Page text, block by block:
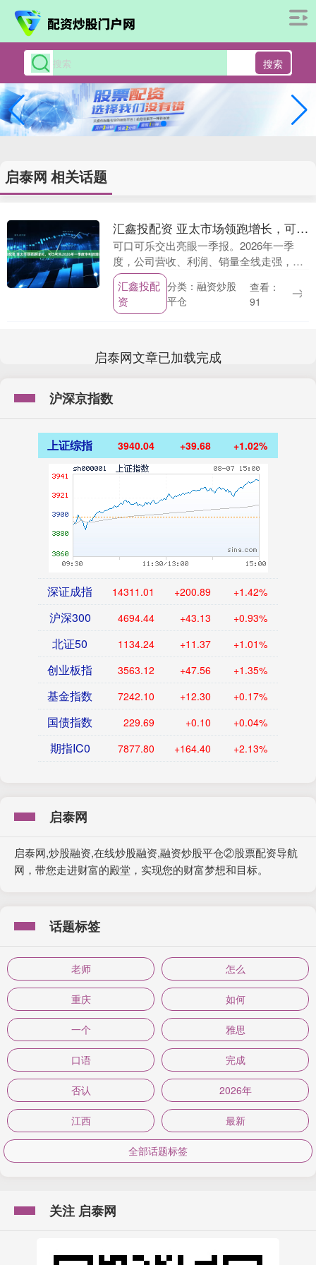
搜索
启泰网 相关话题
汇鑫投配资 亚太市场领跑增长，可口可乐2026年一季度净利润增长19%
可口可乐交出亮眼一季报。2026年一季
度，公司营收、利润、销量全线走强，营
收同比增长12%、净利润大涨19%，核心
财务数据双双跑赢市场预期；全球销量稳
步增长，亚....
汇鑫投配
资
分类：融资炒股
平仓
查看：
91
启泰网文章已加载完成
沪深京指数
上证综指 3940.04 +39.68 +1.02%
深证成指 14311.01 +200.89 +1.42%
沪深300 4694.44 +43.13 +0.93%
北证50 1134.24 +11.37 +1.01%
创业板指 3563.12 +47.56 +1.35%
基金指数 7242.10 +12.30 +0.17%
国债指数 229.69 +0.10 +0.04%
期指IC0 7877.80 +164.40 +2.13%
启泰网
启泰网,炒股融资,在线炒股融资,融资炒股平仓②股票配资导航
网，带您走进财富的殿堂，实现您的财富梦想和目标。
话题标签
老师 怎么
重庆 如何
一个 雅思
口语 完成
否认 2026年
江西 最新
全部话题标签
关注 启泰网